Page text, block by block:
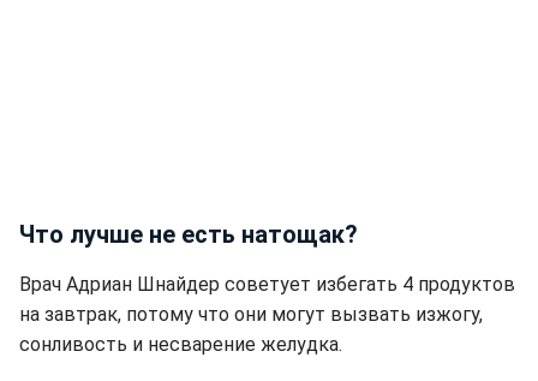
Что лучше не есть натощак?
Врач Адриан Шнайдер советует избегать 4 продуктов
на завтрак, потому что они могут вызвать изжогу,
сонливость и несварение желудка.